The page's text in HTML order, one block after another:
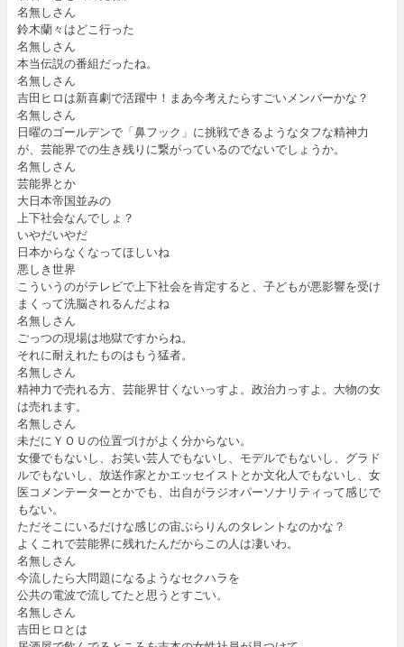
名無しさん
鈴木蘭々はどこ行った
名無しさん
本当伝説の番組だったね。
名無しさん
吉田ヒロは新喜劇で活躍中！まあ今考えたらすごいメンバーかな？
名無しさん
日曜のゴールデンで「鼻フック」に挑戦できるようなタフな精神力
が、芸能界での生き残りに繋がっているのでないでしょうか。
名無しさん
芸能界とか
大日本帝国並みの
上下社会なんでしょ？
いやだいやだ
日本からなくなってほしいね
悪しき世界
こういうのがテレビで上下社会を肯定すると、子どもが悪影響を受け
まくって洗脳されるんだよね
名無しさん
ごっつの現場は地獄ですからね。
それに耐えれたものはもう猛者。
名無しさん
精神力で売れる方、芸能界甘くないっすよ。政治力っすよ。大物の女
は売れます。
名無しさん
未だにＹＯＵの位置づけがよく分からない。
女優でもないし、お笑い芸人でもないし、モデルでもないし、グラド
ルでもないし、放送作家とかエッセイストとか文化人でもないし、女
医コメンテーターとかでも、出自がラジオパーソナリティって感じで
もない。
ただそこにいるだけな感じの宙ぶらりんのタレントなのかな？
よくこれで芸能界に残れたんだからこの人は凄いわ。
名無しさん
今流したら大問題になるようなセクハラを
公共の電波で流してたと思うとすごい。
名無しさん
吉田ヒロとは